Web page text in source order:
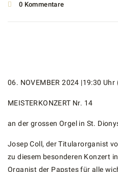
0 Kommentare
06. NOVEMBER 2024 |19:30
MEISTERKONZERT Nr. 14
an der grossen Orgel in St.
Josep Coll, der Titularorganist
zu diesem besonderen Konzert
Organist der Papstes für alle